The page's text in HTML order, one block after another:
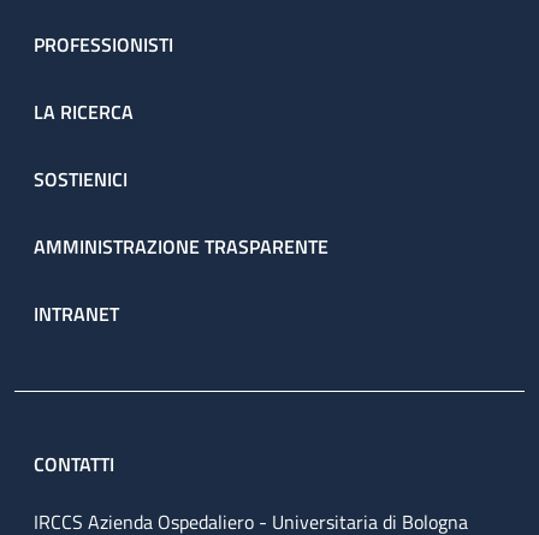
PROFESSIONISTI
LA RICERCA
SOSTIENICI
AMMINISTRAZIONE TRASPARENTE
INTRANET
CONTATTI
IRCCS Azienda Ospedaliero - Universitaria di Bologna